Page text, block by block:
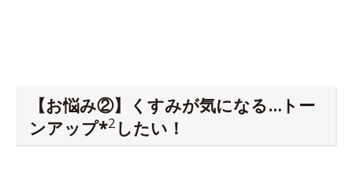
【お悩み②】くすみが気になる…トー
ンアップ*2 したい！